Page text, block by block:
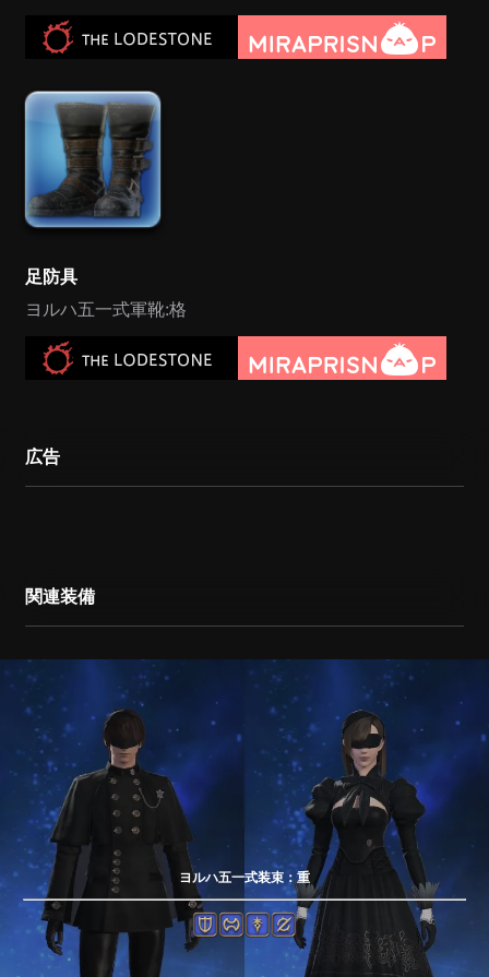
足防具
ヨルハ五一式軍靴:格
広告
関連装備
ヨルハ五一式装束：重